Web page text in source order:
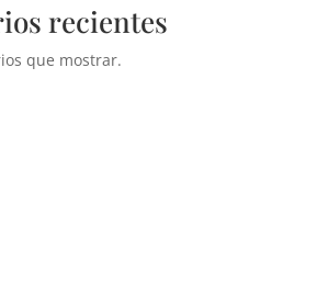
recientes
que mostrar.